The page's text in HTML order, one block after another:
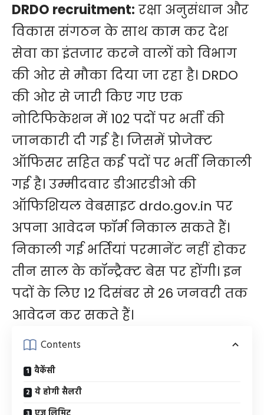
DRDO recruitment: रक्षा अनुसंधान और
विकास संगठन के साथ काम कर देश
सेवा का इंतजार करने वालों को विभाग
की ओर से मौका दिया जा रहा है। DRDO
की ओर से जारी किए गए एक
नोटिफिकेशन में 102 पदों पर भर्ती की
जानकारी दी गई है। जिसमें प्रोजेक्ट
ऑफिसर सहित कई पदों पर भर्ती निकाली
गई है। उम्मीदवार डीआरडीओ की
ऑफिशियल वेबसाइट drdo.gov.in पर
अपना आवेदन फॉर्म निकाल सकते हैं।
निकाली गई भर्तियां परमानेंट नहीं होकर
तीन साल के कॉन्ट्रैक्ट बेस पर होंगी। इन
पदों के लिए 12 दिसंबर से 26 जनवरी तक
आवेदन कर सकते हैं।
Contents
वैकेंसी
ये होगी सैलरी